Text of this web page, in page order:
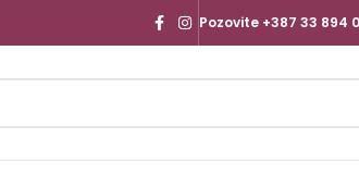
Pozovite +387 33 894